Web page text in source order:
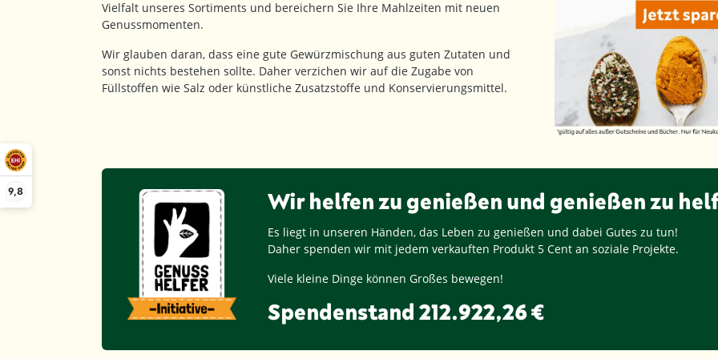
9,8
Vielfalt unseres Sortiments und bereichern Sie Ihre Mahlzeiten mit neuen
Genussmomenten.
Wir glauben daran, dass eine gute Gewürzmischung aus guten Zutaten und
sonst nichts bestehen sollte. Daher verzichen wir auf die Zugabe von
Füllstoffen wie Salz oder künstliche Zusatzstoffe und Konservierungsmittel.
Wir helfen zu genießen und genießen zu
Es liegt in unseren Händen, das Leben zu genießen und dabei Gutes zu tun!
Daher spenden wir mit jedem verkauften Produkt 5 Cent an soziale Projekte.
Viele kleine Dinge können Großes bewegen!
Spendenstand 212.922,26 €